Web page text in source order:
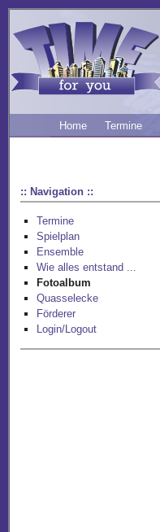
Home Termine
:: Navigation ::
Termine
Spielplan
Ensemble
Wie alles entstand ...
Fotoalbum
Quasselecke
Förderer
Login/Logout